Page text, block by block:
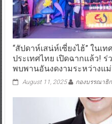
“สัปดาห์เสน่ห์เซี่ยงไฮ้” ในเ
ประเทศไทย เปิดฉากแล้ว!
พบพานอันงดงามระหว่างแ
August 11, 2025 กองบรรณาธิ